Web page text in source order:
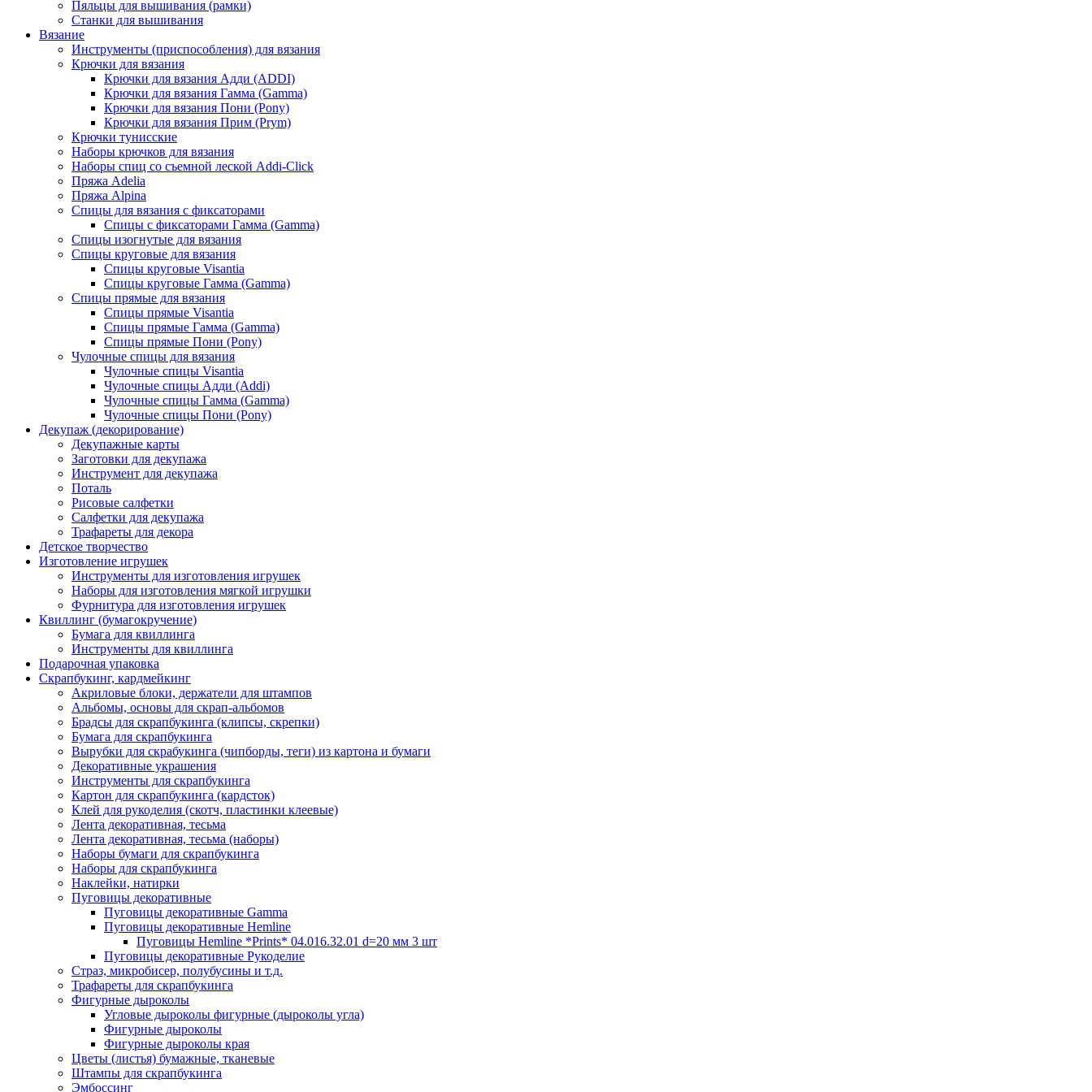
Пяльцы для вышивания (рамки)
Станки для вышивания
Вязание
Инструменты (приспособления) для вязания
Крючки для вязания
Крючки для вязания Адди (ADDI)
Крючки для вязания Гамма (Gamma)
Крючки для вязания Пони (Pony)
Крючки для вязания Прим (Prym)
Крючки тунисские
Наборы крючков для вязания
Наборы спиц со съемной леской Addi-Click
Пряжа Adelia
Пряжа Alpina
Спицы для вязания с фиксаторами
Спицы с фиксаторами Гамма (Gamma)
Спицы изогнутые для вязания
Спицы круговые для вязания
Спицы круговые Visantia
Спицы круговые Гамма (Gamma)
Спицы прямые для вязания
Спицы прямые Visantia
Спицы прямые Гамма (Gamma)
Спицы прямые Пони (Pony)
Чулочные спицы для вязания
Чулочные спицы Visantia
Чулочные спицы Адди (Addi)
Чулочные спицы Гамма (Gamma)
Чулочные спицы Пони (Pony)
Декупаж (декорирование)
Декупажные карты
Заготовки для декупажа
Инструмент для декупажа
Поталь
Рисовые салфетки
Салфетки для декупажа
Трафареты для декора
Детское творчество
Изготовление игрушек
Инструменты для изготовления игрушек
Наборы для изготовления мягкой игрушки
Фурнитура для изготовления игрушек
Квиллинг (бумагокручение)
Бумага для квиллинга
Инструменты для квиллинга
Подарочная упаковка
Скрапбукинг, кардмейкинг
Акриловые блоки, держатели для штампов
Альбомы, основы для скрап-альбомов
Брадсы для скрапбукинга (клипсы, скрепки)
Бумага для скрапбукинга
Вырубки для скрабукинга (чипборды, теги) из картона и бумаги
Декоративные украшения
Инструменты для скрапбукинга
Картон для скрапбукинга (кардсток)
Клей для рукоделия (скотч, пластинки клеевые)
Лента декоративная, тесьма
Лента декоративная, тесьма (наборы)
Наборы бумаги для скрапбукинга
Наборы для скрапбукинга
Наклейки, натирки
Пуговицы декоративные
Пуговицы декоративные Gamma
Пуговицы декоративные Hemline
Пуговицы Hemline *Prints* 04.016.32.01 d=20 мм 3 шт
Пуговицы декоративные Рукоделие
Страз, микробисер, полубусины и т.д.
Трафареты для скрапбукинга
Фигурные дыроколы
Угловые дыроколы фигурные (дыроколы угла)
Фигурные дыроколы
Фигурные дыроколы края
Цветы (листья) бумажные, тканевые
Штампы для скрапбукинга
Эмбоссинг